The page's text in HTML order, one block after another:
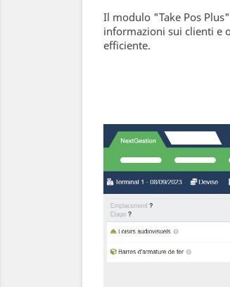
Il modulo "Take Pos
informazioni sui clienti e
efficiente.